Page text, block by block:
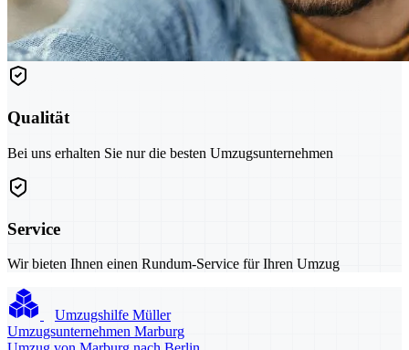
Qualität
Bei uns erhalten Sie nur die besten Umzugsunternehmen
Service
Wir bieten Ihnen einen Rundum-Service für Ihren Umzug
Umzugshilfe Müller
Umzugsunternehmen Marburg